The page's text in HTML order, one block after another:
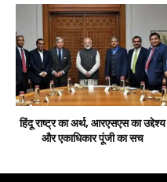
हिंदू राष्ट्र का अर्थ, आरएसएस का उद्देश्य
और एकाधिकार पूंजी का सच